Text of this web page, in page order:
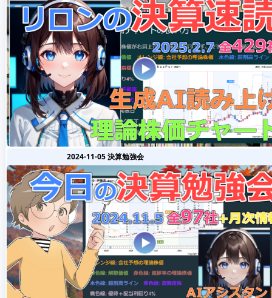
2024-11-05 決算勉強会